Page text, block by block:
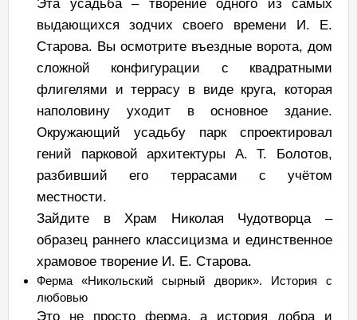
Эта усадьба – творение одного из самых
выдающихся зодчих своего времени И. Е.
Старова. Вы осмотрите въездные ворота, дом
сложной конфигурации с квадратными
флигелями и террасу в виде круга, которая
наполовину уходит в основное здание.
Окружающий усадьбу парк спроектировал
гений парковой архитектуры А. Т. Болотов,
разбивший его террасами с учётом
местности.
Зайдите в Храм Николая Чудотворца –
образец раннего классицизма и единственное
храмовое творение И. Е. Старова.
Ферма «Никольский сырный дворик». История с
любовью
Это не просто ферма, а история добра и